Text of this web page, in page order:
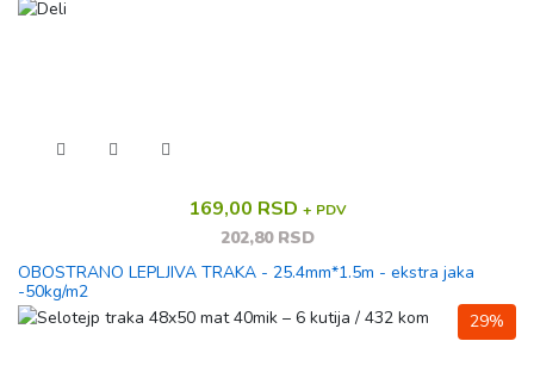
169,00 RSD + PDV
202,80 RSD
OBOSTRANO LEPLJIVA TRAKA - 25.4mm*1.5m - ekstra jaka
-50kg/m2
29%